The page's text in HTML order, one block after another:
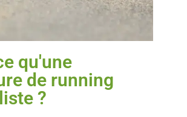
qu'une
de running
?